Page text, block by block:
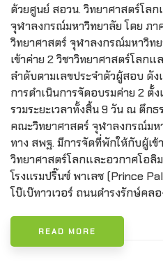
ด้วยศูนย์ สอวน. วิทยาศาสตร์โล
จุฬาลงกรณ์มหาวิทยาลัย โดย ภ
วิทยาศาสตร์ จุฬาลงกรณ์มหาวิท
เข้าค่าย 2 วิชาวิทยาศาสตร์โลกแ
ลำดับตามเลขประจำตัวผู้สอบ ดั
การดำเนินการจัดอบรมค่าย 2 ตั้
รวมระยะเวลาทั้งสิ้น 9 วัน ณ ตึก
คณะวิทยาศาสตร์ จุฬาลงกรณ์มห
ทาง สพฐ. มีการจัดที่พักให้กับผู้เข้
วิทยาศาสตร์โลกและอวกาศโอ
โรงแรมปริ๊นซ์ พาเลซ (Prince
โบ๊เบ๊ทาวเวอร์ ถนนดำรงรักษ์คลอ
READ MORE